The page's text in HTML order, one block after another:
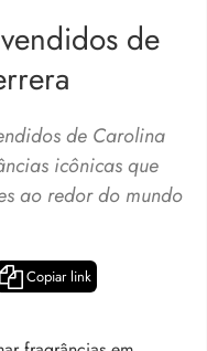
de
de Carolina
icônicas que
ao redor do mundo
Copiar link